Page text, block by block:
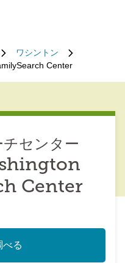
ワシントン
Center
センター
Center
べる